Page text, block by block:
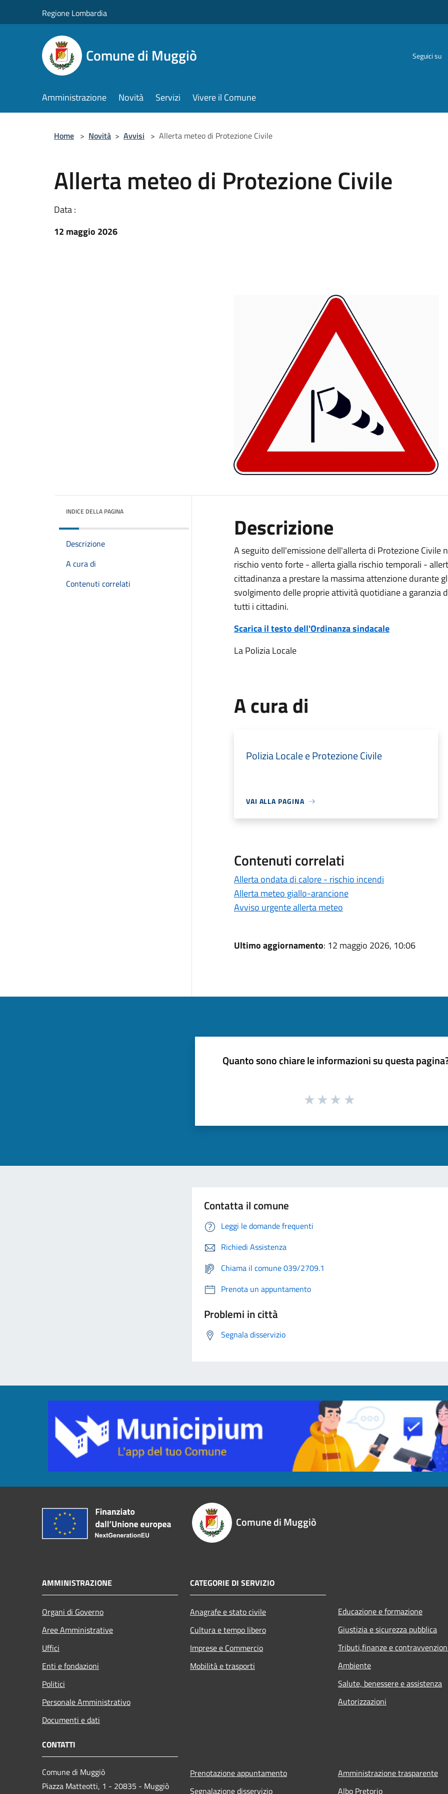
Regione Lombardia
Comune di Muggiò Seguici su
Amministrazione Novità Servizi Vivere il Comune
Home > Novità > Avvisi > Allerta meteo di Protezione Civile
Allerta meteo di Protezione Civile
Data :
12 maggio 2026
INDICE DELLA PAGINA
Descrizione
A cura di
Contenuti correlati
Descrizione
A seguito dell'emissione dell'allerta di Protezione Civile
rischio vento forte - allerta gialla rischio temporali -
cittadinanza a prestare la massima attenzione durante
svolgimento delle proprie attività quotidiane a garanzia
tutti i cittadini.
Scarica il testo dell'Ordinanza sindacale
La Polizia Locale
A cura di
Polizia Locale e Protezione Civile
VAI ALLA PAGINA
Contenuti correlati
Allerta ondata di calore - rischio incendi
Allerta meteo giallo-arancione
Avviso urgente allerta meteo
Ultimo aggiornamento: 12 maggio 2026, 10:06
Quanto sono chiare le informazioni su questa
Contatta il comune
Leggi le domande frequenti
Richiedi Assistenza
Chiama il comune 039/2709.1
Prenota un appuntamento
Problemi in città
Segnala disservizio
Comune di Muggiò
AMMINISTRAZIONE
Organi di Governo
Aree Amministrative
Uffici
Enti e fondazioni
Politici
Personale Amministrativo
Documenti e dati
CATEGORIE DI SERVIZIO
Anagrafe e stato civile
Cultura e tempo libero
Imprese e Commercio
Mobilità e trasporti
Educazione e formazione
Giustizia e sicurezza pubblica
Tributi,finanze e
Ambiente
Salute, benessere e assistenza
Autorizzazioni
CONTATTI
Comune di Muggiò
Piazza Matteotti, 1 - 20835 - Muggiò
Prenotazione appuntamento
Segnalazione disservizio
Amministrazione trasparente
Albo Pretorio